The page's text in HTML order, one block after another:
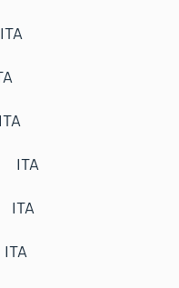
ITA
ITA
ITA
1995 ITA
1995 ITA
ITA